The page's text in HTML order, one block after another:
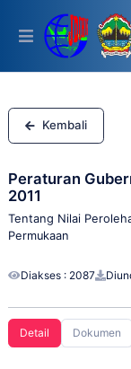
This
includes
accessibility
system.
Kembali
Peraturan
2011
Tentang Nilai
Permukaan
Diakses : 2087
Detail Dokumen